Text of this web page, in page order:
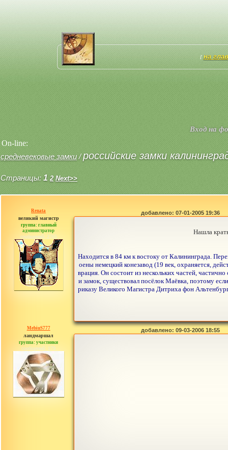
[ на
Вход на
On-line:
средневековые замки/российские замки
Страницы: 1 2 Next>>
Renata
великий магистр
группа: главный
администратор
сообщений: 2765
добавлено: 07-01-2005 19:36
Нашла
Находится в 84 км к востоку от Калининграда.
оены немецкий конезавод (19 век, охраняется,
врация. Он состоит из нескольких частей,
и замок, существовал посёлок Маёвка, поэтому
риказу Великого Магистра Дитриха фон
MebiuS777
ландмаршал
группа: участники
сообщений: 179
добавлено: 09-03-2006 18:55